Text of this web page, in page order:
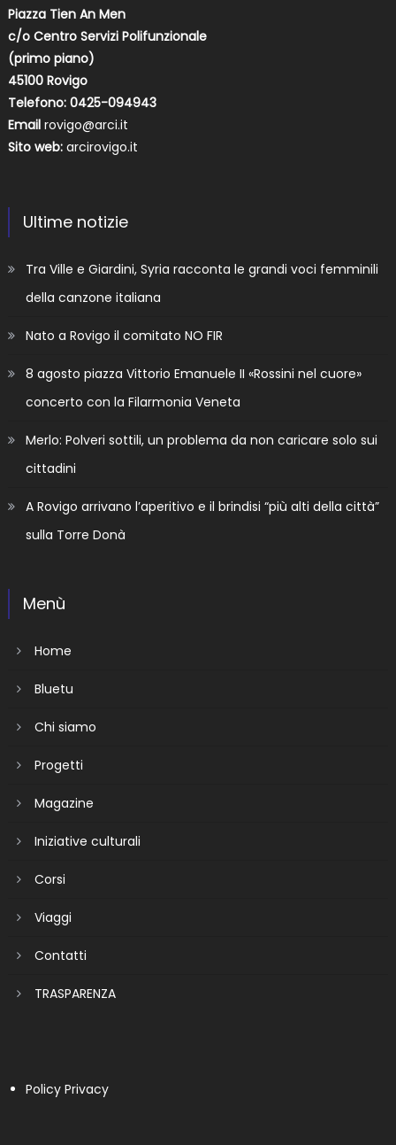
Piazza Tien An Men
c/o Centro Servizi Polifunzionale
(primo piano)
45100 Rovigo
Telefono: 0425-094943
Email rovigo@arci.it
Sito web: arcirovigo.it
Ultime notizie
Tra Ville e Giardini, Syria racconta le grandi voci femminili
della canzone italiana
Nato a Rovigo il comitato NO FIR
8 agosto piazza Vittorio Emanuele II «Rossini nel cuore»
concerto con la Filarmonia Veneta
Merlo: Polveri sottili, un problema da non caricare solo sui
cittadini
A Rovigo arrivano l’aperitivo e il brindisi “più alti della città”
sulla Torre Donà
Menù
Home
Bluetu
Chi siamo
Progetti
Magazine
Iniziative culturali
Corsi
Viaggi
Contatti
TRASPARENZA
Policy Privacy